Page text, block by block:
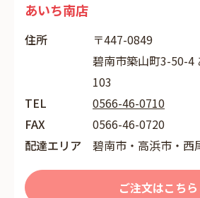
あいち南店
住所
〒447-0849
碧南市築山町3-50-4
103
TEL
0566-46-0710
FAX
0566-46-0720
配達エリア
碧南市・高浜市・西
ご注文はこちら